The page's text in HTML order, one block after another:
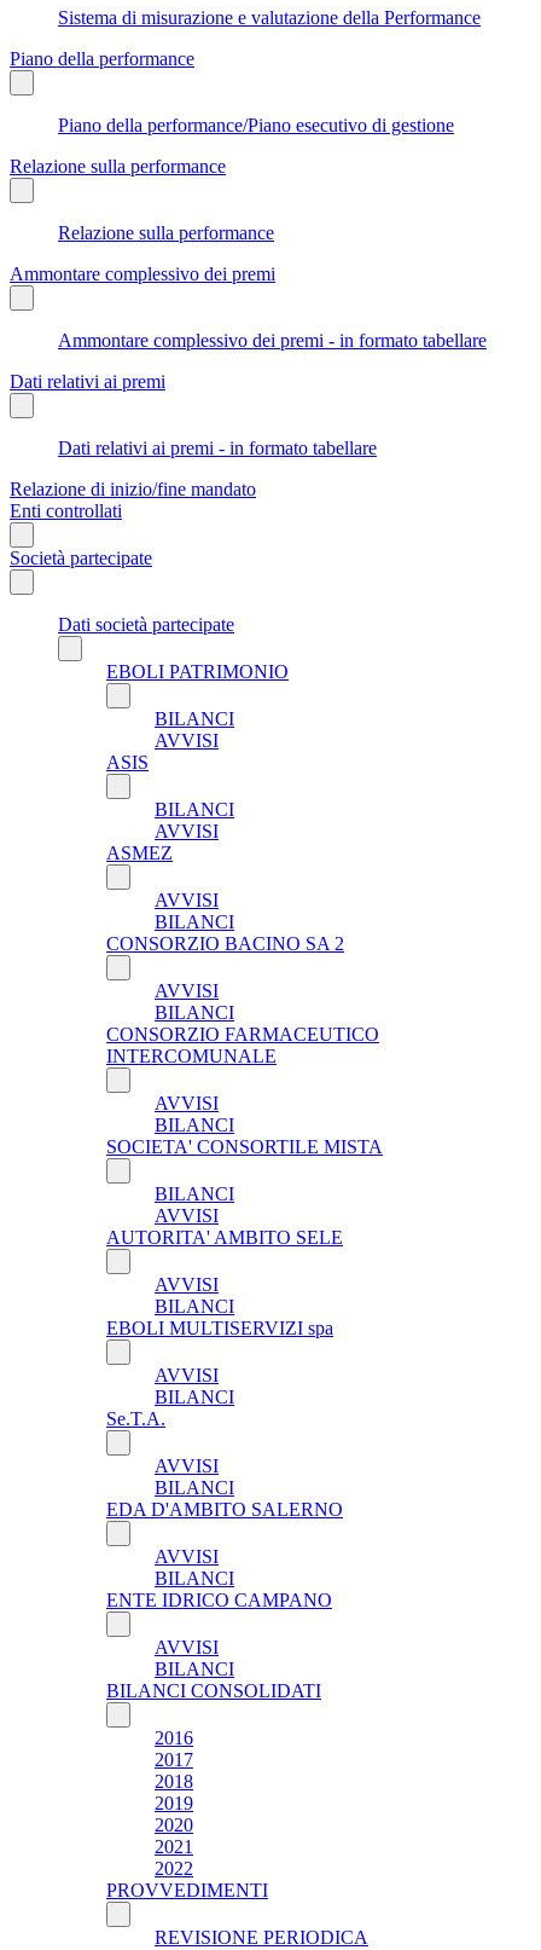
Sistema di misurazione e valutazione della Performance
Piano della performance
Piano della performance/Piano esecutivo di gestione
Relazione sulla performance
Relazione sulla performance
Ammontare complessivo dei premi
Ammontare complessivo dei premi - in formato tabellare
Dati relativi ai premi
Dati relativi ai premi - in formato tabellare
Relazione di inizio/fine mandato
Enti controllati
Società partecipate
Dati società partecipate
EBOLI PATRIMONIO
BILANCI
AVVISI
ASIS
BILANCI
AVVISI
ASMEZ
AVVISI
BILANCI
CONSORZIO BACINO SA 2
AVVISI
BILANCI
CONSORZIO FARMACEUTICO
INTERCOMUNALE
AVVISI
BILANCI
SOCIETA' CONSORTILE MISTA
BILANCI
AVVISI
AUTORITA' AMBITO SELE
AVVISI
BILANCI
EBOLI MULTISERVIZI spa
AVVISI
BILANCI
Se.T.A.
AVVISI
BILANCI
EDA D'AMBITO SALERNO
AVVISI
BILANCI
ENTE IDRICO CAMPANO
AVVISI
BILANCI
BILANCI CONSOLIDATI
2016
2017
2018
2019
2020
2021
2022
PROVVEDIMENTI
REVISIONE PERIODICA